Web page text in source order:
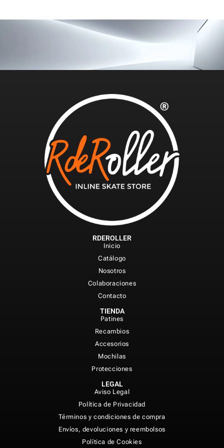
RDEROLLER
Inicio
Catálogo
Nosotros
Colaboraciones
Contacto
TIENDA
Patines
Recambios
Accesorios
Mochilas
Protecciones
LEGAL
Aviso Legal
Política de Privacidad
Términos y condiciones de compra
Envíos, devoluciones y reembolsos
Política de Cookies